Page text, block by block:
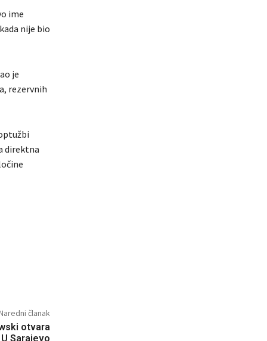
ime
nije bio
je
rezervnih
direktna
članak
otvara
Sarajevo